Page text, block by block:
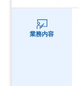
業務内容